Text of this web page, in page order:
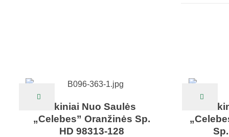
Akiniai Nuo Saulės
„Celebes” Oranžinės Sp.
HD 98313-128